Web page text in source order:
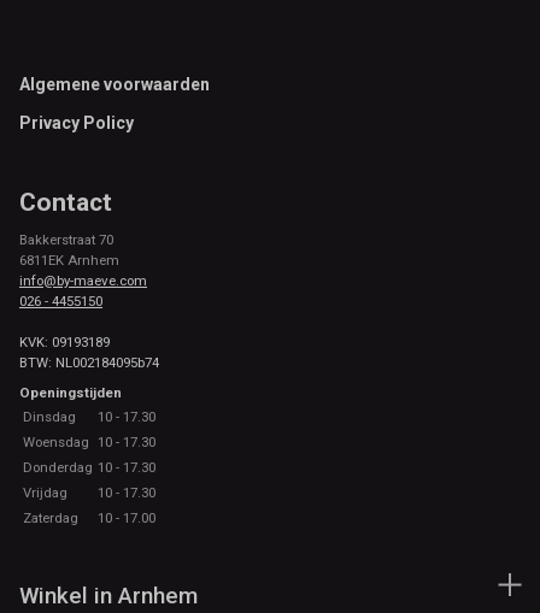
Footer
Algemene voorwaarden
Privacy Policy
Contact
Bakkerstraat 70
6811EK Arnhem
info@by-maeve.com
026 - 4455150
KVK: 09193189
BTW: NL002184095b74
Openingstijden
Dinsdag
10 - 17.30
Woensdag
10 - 17.30
Donderdag 10 - 17.30
Vrijdag
10 - 17.30
Zaterdag
10 - 17.00
Winkel in Arnhem